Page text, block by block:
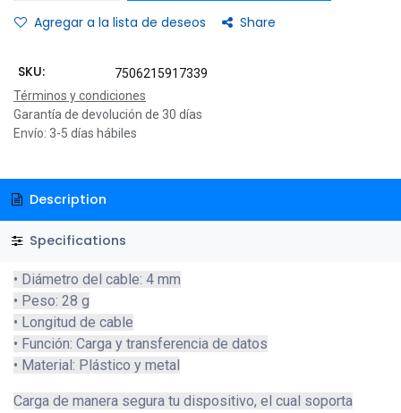
Agregar a la lista de deseos Share
SKU:
7506215917339
Términos y condiciones
Garantía de devolución de 30 días
Envío: 3-5 días hábiles
Description
Specifications
• Diámetro del cable: 4 mm
• Peso: 28 g
• Longitud de cable
• Función: Carga y transferencia de datos
• Material: Plástico y metal
Carga de manera segura tu dispositivo, el cual soporta